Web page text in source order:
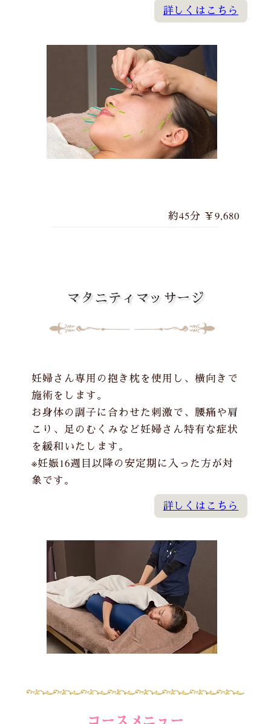
詳しくはこちら
約45分 ￥9,680
マタニティマッサージ
妊婦さん専用の抱き枕を使用し、横向きで
施術をします。
お身体の調子に合わせた刺激で、腰痛や肩
こり、足のむくみなど妊婦さん特有な症状
を緩和いたします。
※妊娠16週目以降の安定期に入った方が対
象です。
詳しくはこちら